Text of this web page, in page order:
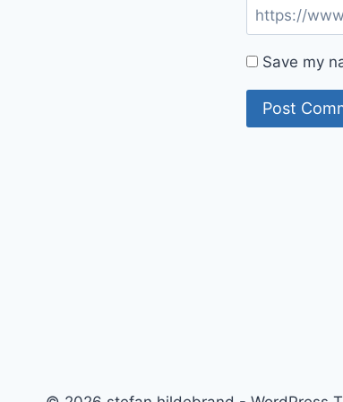
Save my